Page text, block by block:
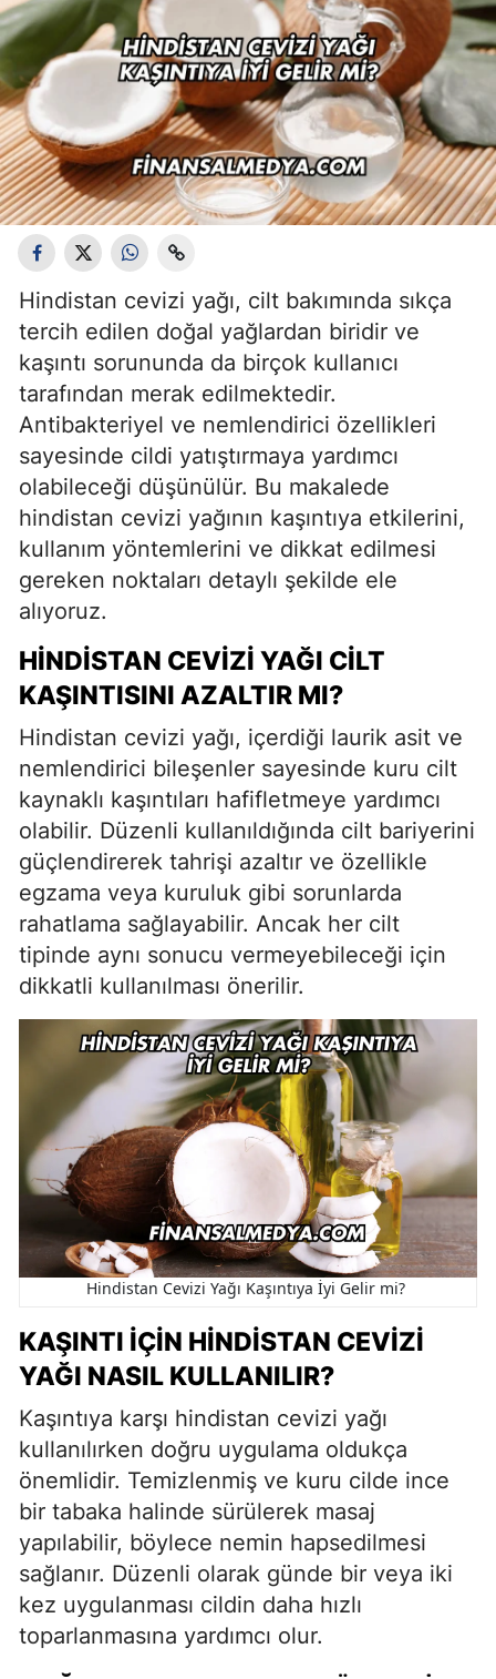
Hindistan cevizi yağı, cilt bakımında sıkça
tercih edilen doğal yağlardan biridir ve
kaşıntı sorununda da birçok kullanıcı
tarafından merak edilmektedir.
Antibakteriyel ve nemlendirici özellikleri
sayesinde cildi yatıştırmaya yardımcı
olabileceği düşünülür. Bu makalede
hindistan cevizi yağının kaşıntıya etkilerini,
kullanım yöntemlerini ve dikkat edilmesi
gereken noktaları detaylı şekilde ele
alıyoruz.
HINDISTAN CEVIZI YAĞI CILT
KAŞINTISINI AZALTIR MI?
Hindistan cevizi yağı, içerdiği laurik asit ve
nemlendirici bileşenler sayesinde kuru cilt
kaynaklı kaşıntıları hafifletmeye yardımcı
olabilir. Düzenli kullanıldığında cilt bariyerini
güçlendirerek tahrişi azaltır ve özellikle
egzama veya kuruluk gibi sorunlarda
rahatlama sağlayabilir. Ancak her cilt
tipinde aynı sonucu vermeyebileceği için
dikkatli kullanılması önerilir.
Hindistan Cevizi Yağı Kaşıntıya İyi Gelir mi?
KAŞINTI İÇIN HINDISTAN CEVIZI
YAĞI NASIL KULLANILIR?
Kaşıntıya karşı hindistan cevizi yağı
kullanılırken doğru uygulama oldukça
önemlidir. Temizlenmiş ve kuru cilde ince
bir tabaka halinde sürülerek masaj
yapılabilir, böylece nemin hapsedilmesi
sağlanır. Düzenli olarak günde bir veya iki
kez uygulanması cildin daha hızlı
toparlanmasına yardımcı olur.